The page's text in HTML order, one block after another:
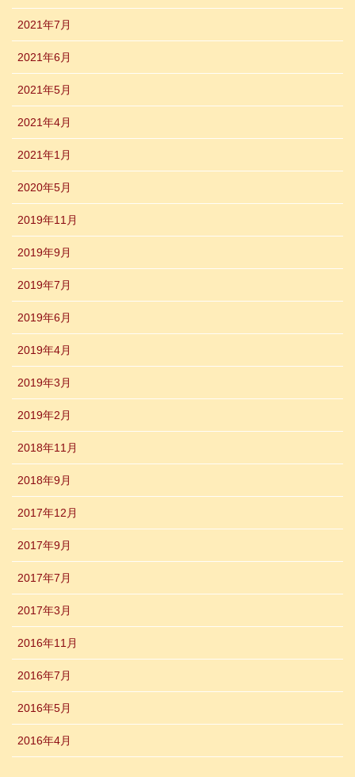
2021年7月
2021年6月
2021年5月
2021年4月
2021年1月
2020年5月
2019年11月
2019年9月
2019年7月
2019年6月
2019年4月
2019年3月
2019年2月
2018年11月
2018年9月
2017年12月
2017年9月
2017年7月
2017年3月
2016年11月
2016年7月
2016年5月
2016年4月